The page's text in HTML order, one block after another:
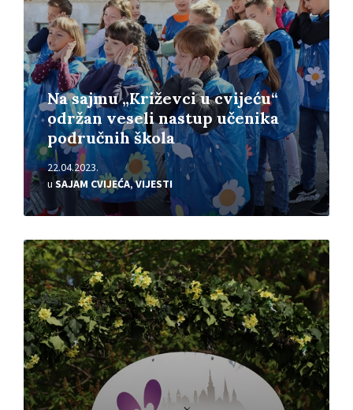
Na sajmu „Križevci u cvijeću“
održan veseli nastup učenika
područnih škola
22.04.2023.
u SAJAM CVIJEĆA,VIJESTI
Pročitajte
više